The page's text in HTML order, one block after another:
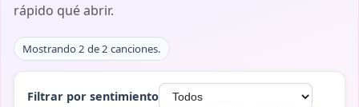
rápido qué abrir.
Mostrando 2 de 2 canciones.
Filtrar por sentimiento